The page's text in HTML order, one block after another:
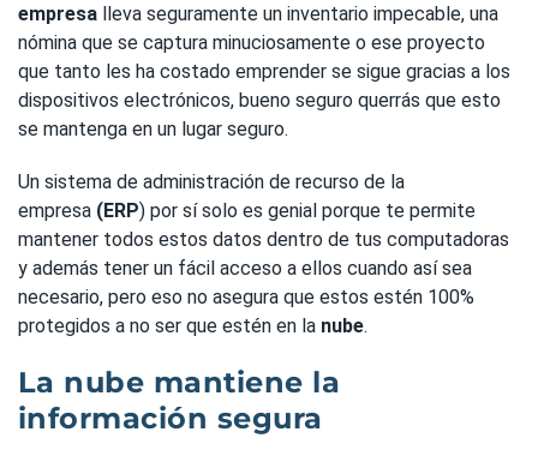
empresa lleva seguramente un inventario impecable, una
nómina que se captura minuciosamente o ese proyecto
que tanto les ha costado emprender se sigue gracias a los
dispositivos electrónicos, bueno seguro querrás que esto
se mantenga en un lugar seguro.
Un sistema de administración de recurso de la
empresa (ERP) por sí solo es genial porque te permite
mantener todos estos datos dentro de tus computadoras
y además tener un fácil acceso a ellos cuando así sea
necesario, pero eso no asegura que estos estén 100%
protegidos a no ser que estén en la nube.
La nube mantiene la
información segura